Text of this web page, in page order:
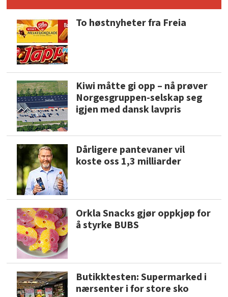
To høstnyheter fra Freia
Kiwi måtte gi opp – nå prøver
Norgesgruppen-selskap seg
igjen med dansk lavpris
Dårligere pantevaner vil
koste oss 1,3 milliarder
Orkla Snacks gjør oppkjøp for
å styrke BUBS
Butikktesten: Supermarked i
nærsenter i for store sko